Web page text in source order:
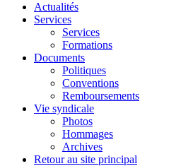
Actualités
Services
Services
Formations
Documents
Politiques
Conventions
Remboursements
Vie syndicale
Photos
Hommages
Archives
Retour au site principal